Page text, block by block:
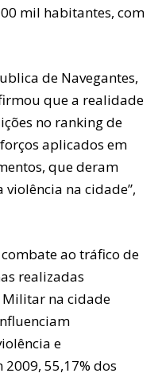
mil habitantes, com
de Navegantes,
que a realidade
no ranking de
aplicados em
que deram
na cidade”,
ao tráfico de
realizadas
Militar na cidade
e
55,17% dos